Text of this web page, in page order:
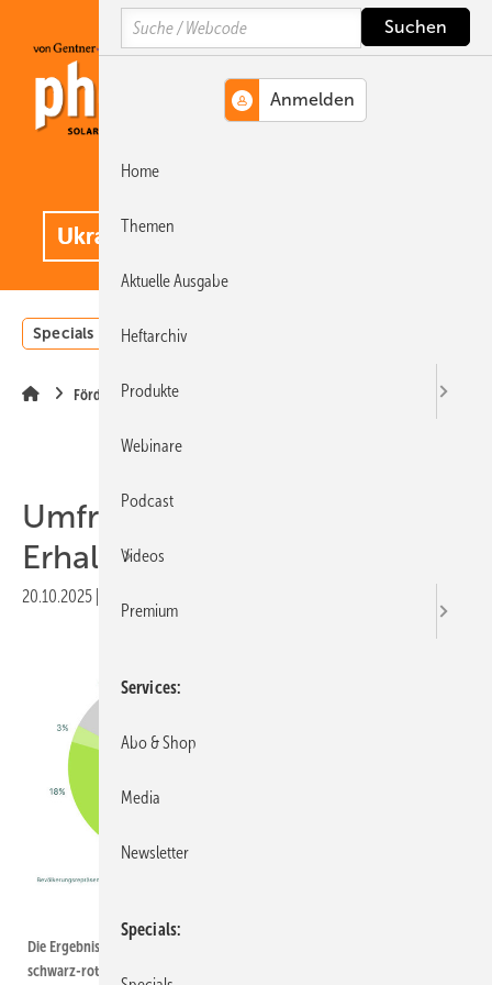
Hauptinhalt
Hauptmenü
SiteSearch
Specials Einstrahlungsatlas
Förderung
Umfrage: Klare Mehrheit für
Erhalt der Solarförderung
20.10.2025
Die Ergebnisse der Umfrage sind eindeutig. Der Schlingerkurz der
schwarz-roten Regierung wird abgelehnt.
Search
Home
Themen
Aktuelle Ausgabe
Heftarchiv
Produkte
Webinare
Podcast
Videos
Premium
Services
Abo & Shop
Media
Newsletter
Specials